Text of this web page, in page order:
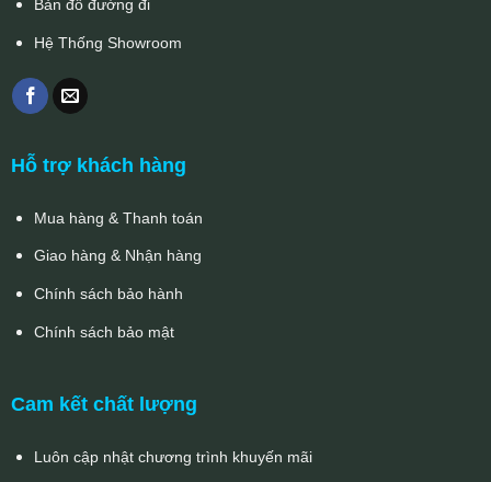
Bản đồ đường đi
Hệ Thống Showroom
Hỗ trợ khách hàng
Mua hàng & Thanh toán
Giao hàng & Nhận hàng
Chính sách bảo hành
Chính sách bảo mật
Cam kết chất lượng
Luôn cập nhật chương trình khuyến mãi